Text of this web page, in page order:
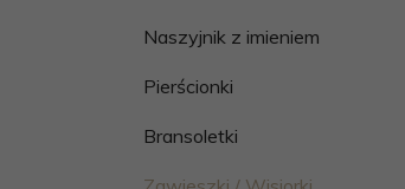
Naszyjnik z imieniem
Pierścionki
Bransoletki